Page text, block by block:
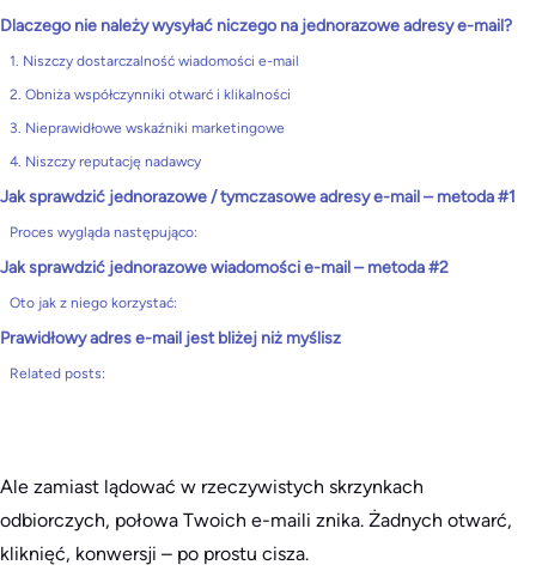
Dlaczego nie należy wysyłać niczego na jednorazowe adresy e-mail?
1. Niszczy dostarczalność wiadomości e-mail
2. Obniża współczynniki otwarć i klikalności
3. Nieprawidłowe wskaźniki marketingowe
4. Niszczy reputację nadawcy
Jak sprawdzić jednorazowe / tymczasowe adresy e-mail – metoda #1
Proces wygląda następująco:
Jak sprawdzić jednorazowe wiadomości e-mail – metoda #2
Oto jak z niego korzystać:
Prawidłowy adres e-mail jest bliżej niż myślisz
Related posts:
Ale zamiast lądować w rzeczywistych skrzynkach
odbiorczych, połowa Twoich e-maili znika. Żadnych otwarć,
kliknięć, konwersji – po prostu cisza.